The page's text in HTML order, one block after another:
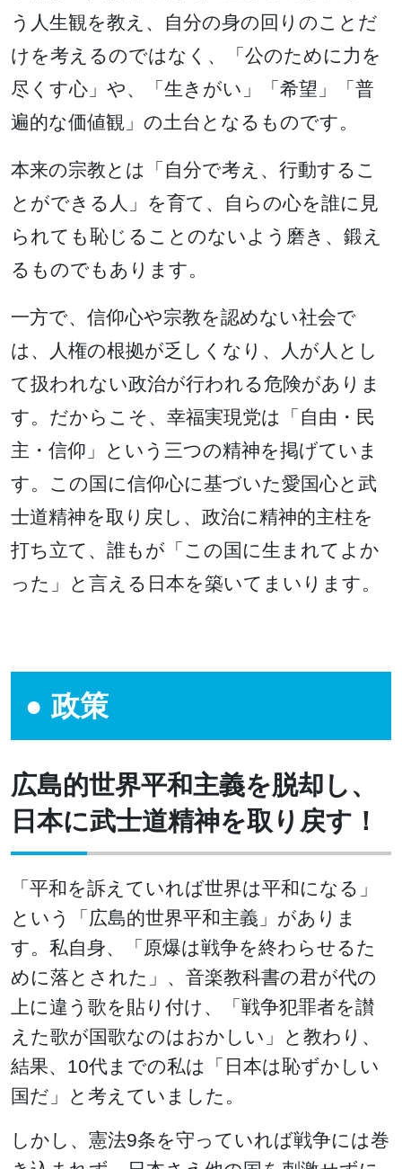
う人生観を教え、自分の身の回りのことだ
けを考えるのではなく、「公のために力を
尽くす心」や、「生きがい」「希望」「普
遍的な価値観」の土台となるものです。
本来の宗教とは「自分で考え、行動するこ
とができる人」を育て、自らの心を誰に見
られても恥じることのないよう磨き、鍛え
るものでもあります。
一方で、信仰心や宗教を認めない社会で
は、人権の根拠が乏しくなり、人が人とし
て扱われない政治が行われる危険がありま
す。だからこそ、幸福実現党は「自由・民
主・信仰」という三つの精神を掲げていま
す。この国に信仰心に基づいた愛国心と武
士道精神を取り戻し、政治に精神的主柱を
打ち立て、誰もが「この国に生まれてよか
った」と言える日本を築いてまいります。
政策
広島的世界平和主義を脱却し、
日本に武士道精神を取り戻す！
「平和を訴えていれば世界は平和になる」
という「広島的世界平和主義」がありま
す。私自身、「原爆は戦争を終わらせるた
めに落とされた」、音楽教科書の君が代の
上に違う歌を貼り付け、「戦争犯罪者を讃
えた歌が国歌なのはおかしい」と教わり、
結果、10代までの私は「日本は恥ずかしい
国だ」と考えていました。
しかし、憲法9条を守っていれば戦争には巻